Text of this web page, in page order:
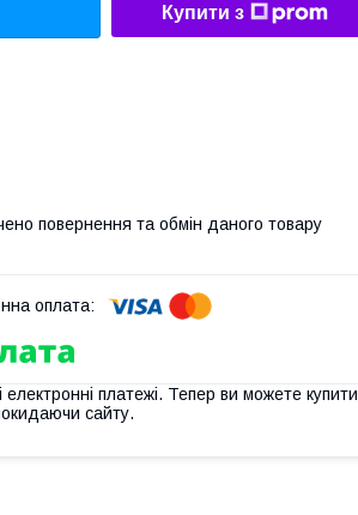
Купити з
повернення та обмін даного товару
електронні платежі. Тепер ви можете купити
сайту.